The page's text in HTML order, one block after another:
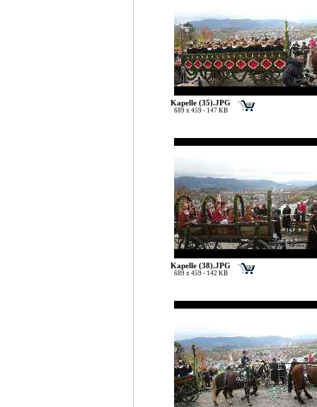
Kapelle (35).JPG
689 x 459 - 147 KB
Kapelle (38).JPG
689 x 459 - 142 KB